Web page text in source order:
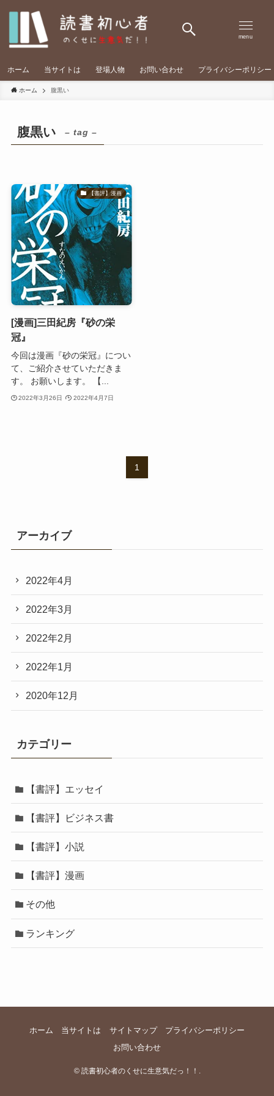
menu
ホーム 当サイトは 登場人物 お問い合わせ プライバシーポリシー
ホーム 腹黒い
腹黒い – tag –
【書評】漫画
[漫画]三田紀房『砂の栄
冠』
今回は漫画『砂の栄冠』につい
て、ご紹介させていただきま
す。 お願いします。 【...
2022年3月26日 2022年4月7日
1
アーカイブ
2022年4月
2022年3月
2022年2月
2022年1月
2020年12月
カテゴリー
【書評】エッセイ
【書評】ビジネス書
【書評】小説
【書評】漫画
その他
ランキング
ホーム 当サイトは サイトマップ
プライバシーポリシー
お問い合わせ
©読書初心者のくせに生意気だっ！！.